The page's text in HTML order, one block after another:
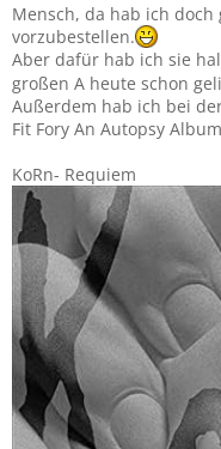
Mensch, da hab ich doch
vorzubestellen.
Aber dafür hab ich sie
großen A heute schon
Außerdem hab ich bei
Fit Fory An Autopsy
KoRn- Requiem